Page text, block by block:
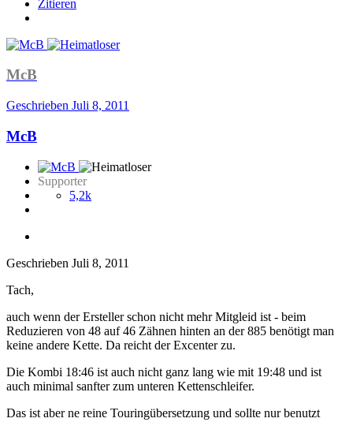
Zitieren
McB
Geschrieben Juli 8, 2011
McB
Supporter
5,2k
Geschrieben Juli 8, 2011
Tach,
auch wenn der Ersteller schon nicht mehr Mitgleid ist - beim
Reduzieren von 48 auf 46 Zähnen hinten an der 885 benötigt man
keine andere Kette. Da reicht der Excenter zu.
Die Kombi 18:46 ist auch nicht ganz lang wie mit 19:48 und ist
auch minimal sanfter zum unteren Kettenschleifer.
Das ist aber ne reine Touringübersetzung und sollte nur benutzt